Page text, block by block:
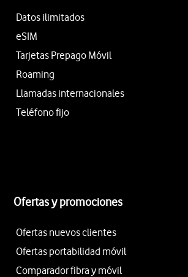
Datos ilimitados
eSIM
Tarjetas Prepago Móvil
Roaming
Llamadas internacionales
Teléfono fijo
Ofertas y promociones
Ofertas nuevos clientes
Ofertas portabilidad móvil
Comparador fibra y móvil